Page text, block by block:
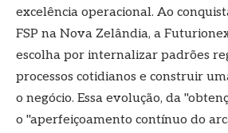
excelência operacional. Ao
FSP na Nova Zelândia, a
escolha por internalizar padrões
processos cotidianos e construir
o negócio. Essa evolução, da
o "aperfeiçoamento contínuo do